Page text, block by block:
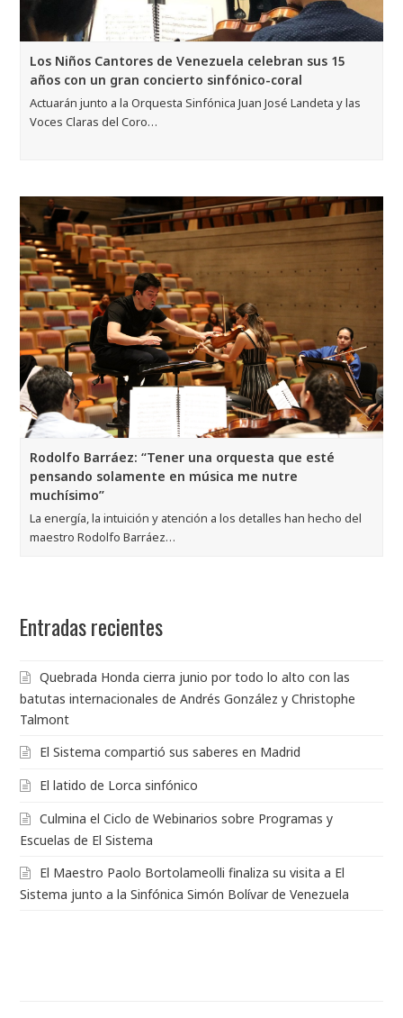
Los Niños Cantores de Venezuela celebran sus 15
años con un gran concierto sinfónico-coral
Actuarán junto a la Orquesta Sinfónica Juan José Landeta y las
Voces Claras del Coro…
Rodolfo Barráez: “Tener una orquesta que esté
pensando solamente en música me nutre
muchísimo”
La energía, la intuición y atención a los detalles han hecho del
maestro Rodolfo Barráez…
Entradas recientes
Quebrada Honda cierra junio por todo lo alto con las
batutas internacionales de Andrés González y Christophe
Talmont
El Sistema compartió sus saberes en Madrid
El latido de Lorca sinfónico
Culmina el Ciclo de Webinarios sobre Programas y
Escuelas de El Sistema
El Maestro Paolo Bortolameolli finaliza su visita a El
Sistema junto a la Sinfónica Simón Bolívar de Venezuela